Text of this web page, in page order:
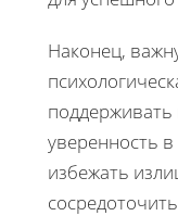
Наконец,
уверенность
избежать